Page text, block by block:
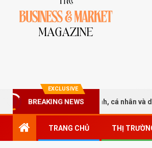
EXCLUSIVE
BREAKING NEWS
cho hộ kinh doanh, cá nhân và doanh
TRANG CHỦ THỊ